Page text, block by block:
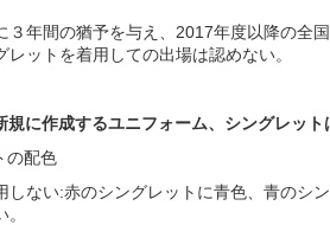
３年間の猶予を与え、2017年度以降の全
レットを着用しての出場は認めない。
規に作成するユニフォーム、シングレッ
の配色
ない:赤のシングレットに青色、青のシ